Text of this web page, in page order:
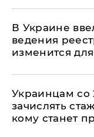
В Украине
ведения
изменится
Украинцам со
зачислять
кому станет